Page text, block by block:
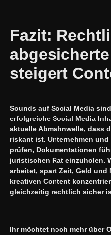
Fazit:
steigert
Sounds auf Social Media
erfolgreiche Social Media
aktuelle Abmahnwelle, dass
riskant ist. Unternehmen
prüfen, Dokumentationen
juristischen Rat einzuholen.
arbeitet, spart Zeit, Geld und
kreativen Content
gleichzeitig rechtlich sicher
Ihr möchtet noch mehr über